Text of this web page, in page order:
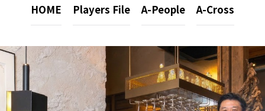
HOME Players File A-People A-Cross